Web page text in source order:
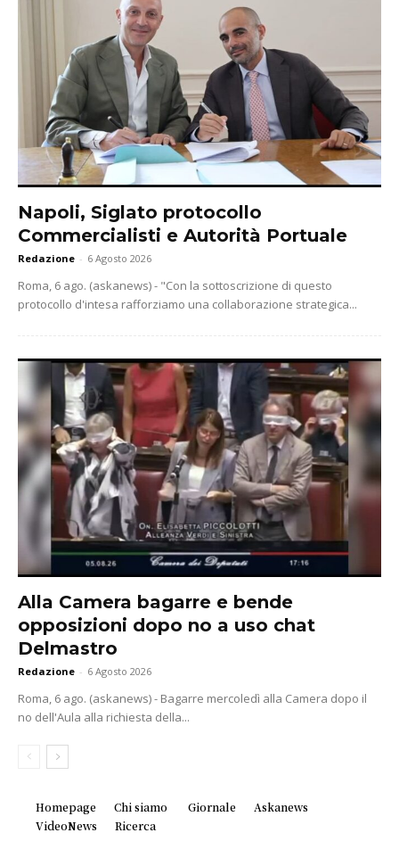
Napoli, Siglato protocollo
Commercialisti e Autorità Portuale
Redazione - 6 Agosto 2026
Roma, 6 ago. (askanews) - "Con la sottoscrizione di questo
protocollo d'intesa rafforziamo una collaborazione strategica...
Alla Camera bagarre e bende
opposizioni dopo no a uso chat
Delmastro
Redazione - 6 Agosto 2026
Roma, 6 ago. (askanews) - Bagarre mercoledì alla Camera dopo il
no dell'Aula alla richiesta della...
Homepage Chi siamo Giornale
Askanews
VideoNews
Ricerca